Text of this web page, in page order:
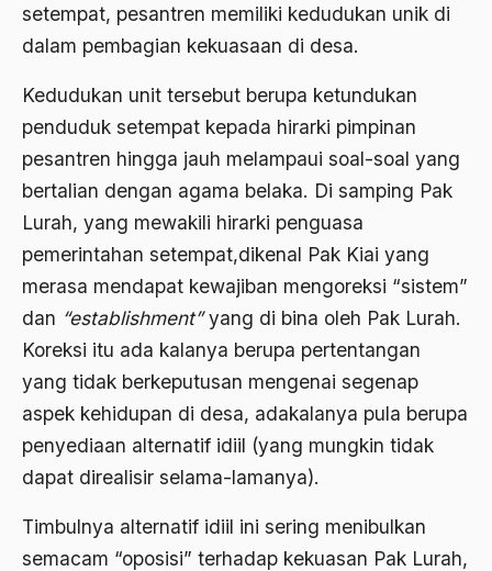
setempat, pesantren memiliki kedudukan unik di
dalam pembagian kekuasaan di desa.
Kedudukan unit tersebut berupa ketundukan
penduduk setempat kepada hirarki pimpinan
pesantren hingga jauh melampaui soal-soal yang
bertalian dengan agama belaka. Di samping Pak
Lurah, yang mewakili hirarki penguasa
pemerintahan setempat,dikenal Pak Kiai yang
merasa mendapat kewajiban mengoreksi “sistem”
dan “establishment”yang di bina oleh Pak Lurah.
Koreksi itu ada kalanya berupa pertentangan
yang tidak berkeputusan mengenai segenap
aspek kehidupan di desa, adakalanya pula berupa
penyediaan alternatif idiil (yang mungkin tidak
dapat direalisir selama-lamanya).
Timbulnya alternatif idiil ini sering menibulkan
semacam “oposisi” terhadap kekuasan Pak Lurah,
Alternatif Moral
Alternatif Nilai
Alternatif Politis
Alumni Sayid Al-Maliki
Amangkurat
Amar Ma'ruf Nahi Munkar
Ambivalen
ambon
Amerika
amerika serikat